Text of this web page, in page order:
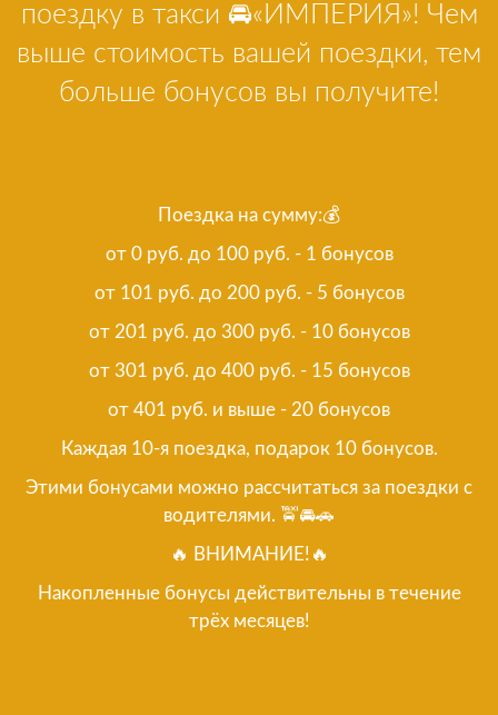
поездку в такси 🚘«ИМПЕРИЯ»! Чем
выше стоимость вашей поездки, тем
больше бонусов вы получите!
Поездка на сумму:💰
от 0 руб. до 100 руб. - 1 бонусов
от 101 руб. до 200 руб. - 5 бонусов
от 201 руб. до 300 руб. - 10 бонусов
от 301 руб. до 400 руб. - 15 бонусов
от 401 руб. и выше - 20 бонусов
Каждая 10-я поездка, подарок 10 бонусов.
Этими бонусами можно рассчитаться за поездки с
водителями. 🚖🚘🚗
🔥️ ВНИМАНИЕ!🔥
Накопленные бонусы действительны в течение
трёх месяцев!